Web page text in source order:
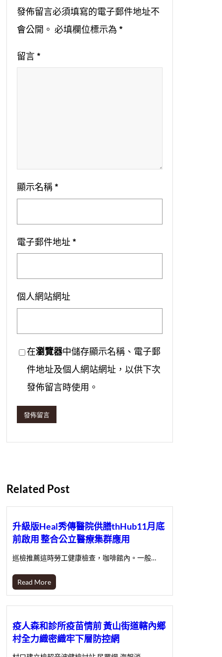
發佈留言必須填寫的電子郵件地址不
會公開。 必填欄位標示為 *
留言 *
顯示名稱 *
電子郵件地址 *
個人網站網址
在瀏覽器中儲存顯示名稱、電子郵
件地址及個人網站網址，以供下次
發佈留言時使用。
Related Post
升級版Heal秀傳醫院供膳thHub11月底
前啟用 整合公立醫療集群應用
巡檢推薦這時勞工健康檢查，咖啡館內。一般…
Read More
疫人森和診所疫苗情前 黃山街道轄內鄉
村全力織密織牢下層防控網